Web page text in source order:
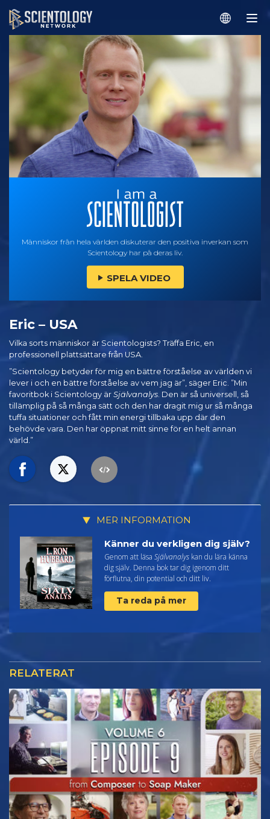
Människor från hela världen diskuterar den positiva inverkan som
Scientology har på deras liv.
SPELA VIDEO
Eric – USA
Vilka sorts människor är Scientologists? Träffa Eric, en
professionell plattsättare från USA.
”Scientology betyder för mig en bättre förståelse av världen vi
lever i och en bättre förståelse av vem jag är”, säger Eric. ”Min
favoritbok i Scientology är Självanalys. Den är så universell, så
tillämplig på så många sätt och den har dragit mig ur så många
tuffa situationer och fått min energi tillbaka upp där den
behövde vara. Den har öppnat mitt sinne för en helt annan
värld.”
MER INFORMATION
Känner du verkligen dig själv?
Genom att läsa Självanalys kan du lära känna
dig själv. Denna bok tar dig igenom ditt
förflutna, din potential och ditt liv.
Ta reda på mer
RELATERAT